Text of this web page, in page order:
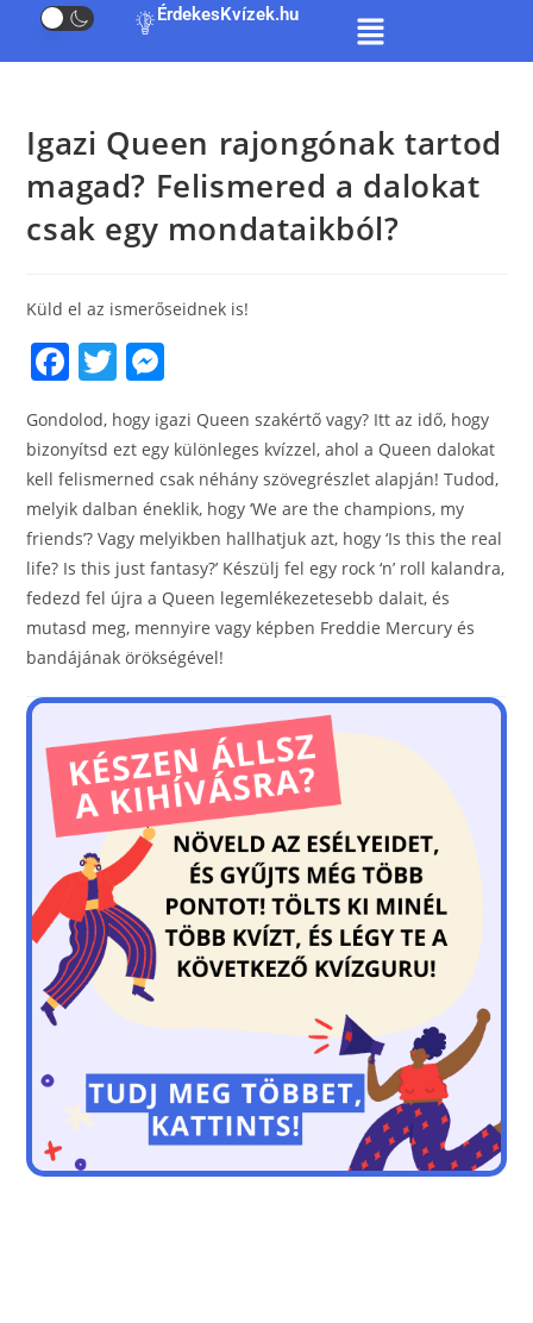
ÉrdekesKvízek.hu
Igazi Queen rajongónak tartod
magad? Felismered a dalokat
csak egy mondataikból?
Küld el az ismerőseidnek is!
F
a
c
e
b
o
o
k
T
itt
er
ss
e
n
g
er
Gondolod, hogy igazi Queen szakértő vagy? Itt az idő, hogy
bizonyítsd ezt egy különleges kvízzel, ahol a Queen dalokat
kell felismerned csak néhány szövegrészlet alapján! Tudod,
melyik dalban éneklik, hogy ‘We are the champions, my
friends’? Vagy melyikben hallhatjuk azt, hogy ‘Is this the real
life? Is this just fantasy?’ Készülj fel egy rock ‘n’ roll kalandra,
fedezd fel újra a Queen legemlékezetesebb dalait, és
mutasd meg, mennyire vagy képben Freddie Mercury és
bandájának örökségével!